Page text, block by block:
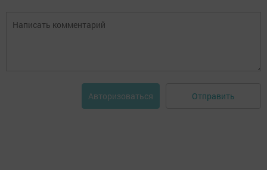
Авторизоваться Отправить